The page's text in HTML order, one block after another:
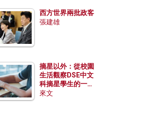
西方世界兩批政客
張建雄
摘星以外：從校園
生活觀察DSE中文
科摘星學生的一點
特質
來文